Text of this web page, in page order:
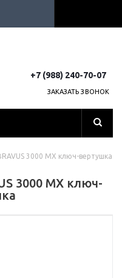
+7 (988) 240-70-07
ЗАКАЗАТЬ ЗВОНОК
3000 MX ключ-вертушка
3000 MX ключ-